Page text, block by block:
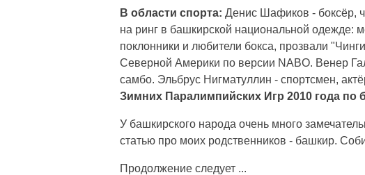
В области спорта: Денис Шафиков - боксёр,
на ринг в башкирской национальной одежде:
поклонники и любители бокса, прозвали
Северной Америки по версии NABO. Венер
самбо. Эльбрус Нигматуллин - спортсмен,
Зимних Паралимпийских Игр 2010 года
У башкирского народа очень много
статью про моих родственников - башкир.
Продолжение следует ...